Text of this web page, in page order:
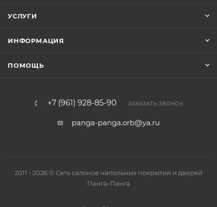
УСЛУГИ
ИНФОРМАЦИЯ
ПОМОЩЬ
+7 (961) 928-85-90 ЗАКАЗАТЬ ЗВОНОК
panga-panga.orb@ya.ru
2011 - 2026 © Сеть салонов напольных покрытий и дверей
Панга-Панга